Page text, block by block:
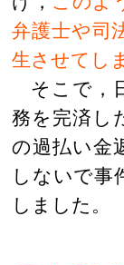
弁護士や司
生させてし
そこで，
務を完済し
の過払い金
しないで事
しました。